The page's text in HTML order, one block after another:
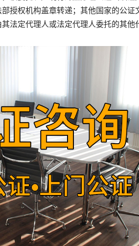
授权机构盖章转递；其他国家的公证
法定代理人或法定代理人委托的其他